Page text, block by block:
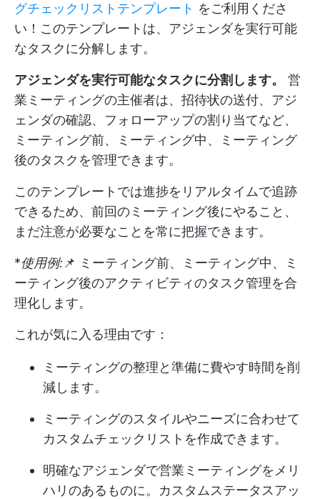
グチェックリストテンプレート をご利用くださ
い！このテンプレートは、アジェンダを実行可能
なタスクに分解します。
アジェンダを実行可能なタスクに分割します。
営
業ミーティングの主催者は、招待状の送付、アジ
ェンダの確認、フォローアップの割り当てなど、
ミーティング前、ミーティング中、ミーティング
後のタスクを管理できます。
このテンプレートでは進捗をリアルタイムで追跡
できるため、前回のミーティング後にやること、
まだ注意が必要なことを常に把握できます。
*使用例: 📌 ミーティング前、ミーティング中、ミ
ーティング後のアクティビティのタスク管理を合
理化します。
これが気に入る理由です：
ミーティングの整理と準備に費やす時間を削
減します。
ミーティングのスタイルやニーズに合わせて
カスタムチェックリストを作成できます。
明確なアジェンダで営業ミーティングをメリ
ハリのあるものに。カスタムステータスアッ